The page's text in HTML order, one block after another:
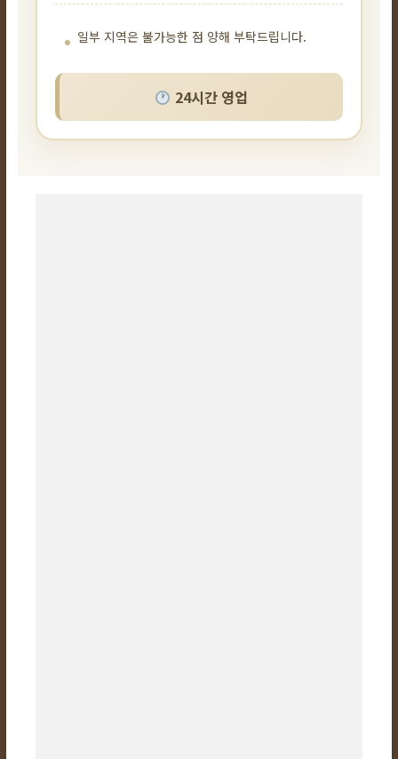
일부 지역은 불가능한 점 양해 부탁드립니다.
24시간 영업